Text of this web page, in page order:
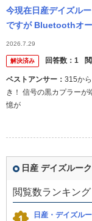
今現在日産デイズル
ですが Bluetoothオ
うと思ってるのです
2026.7.29
解決済み 回答数： 1
ベストアンサー： 315か
き！ 信号の黒カプラー
憶が
日産 デイズルー
閲覧数ランキング
日産・デイズル